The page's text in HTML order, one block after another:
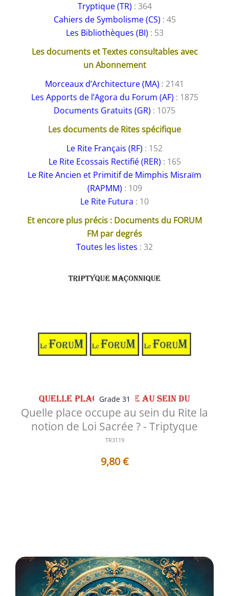
Tryptique (TR) : 364
Cahiers de Symbolisme (CS) : 45
Les Bibliothèques (BI) : 53
Les documents et Textes consultables avec
un Abonnement
Morceaux d’Architecture (MA) : 2141
Les Apports de l’Agora du Forum (AF) : 1875
Documents Gratuits (GR) : 1075
Les documents de Rites spécifique
Le Rite Français (RF) : 152
Le Rite Ecossais Rectifié (RER) : 165
Le Rite Ancien et Primitif de Mimphis Misraïm
(RAPMM) : 109
Le Rite Futura : 10
Et encore plus précis : Documents du FORUM
FM par degrés
Toutes les listes : 32
Grade 31
Quelle place occupe au sein du Rite la
notion de Loi Sacrée ? - Triptyque
TR3119
9,80€